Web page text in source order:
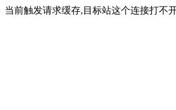
当前触发请求缓存,目标站这个连接打不